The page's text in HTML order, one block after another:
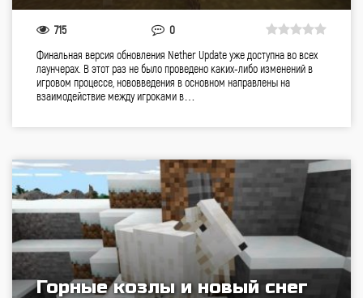
715 0
Финальная версия обновления Nether Update уже доступна во всех
лаунчерах. В этот раз не было проведено каких-либо изменений в
игровом процессе, нововведения в основном направлены на
взаимодействие между игроками в…
Горные козлы и новый снег